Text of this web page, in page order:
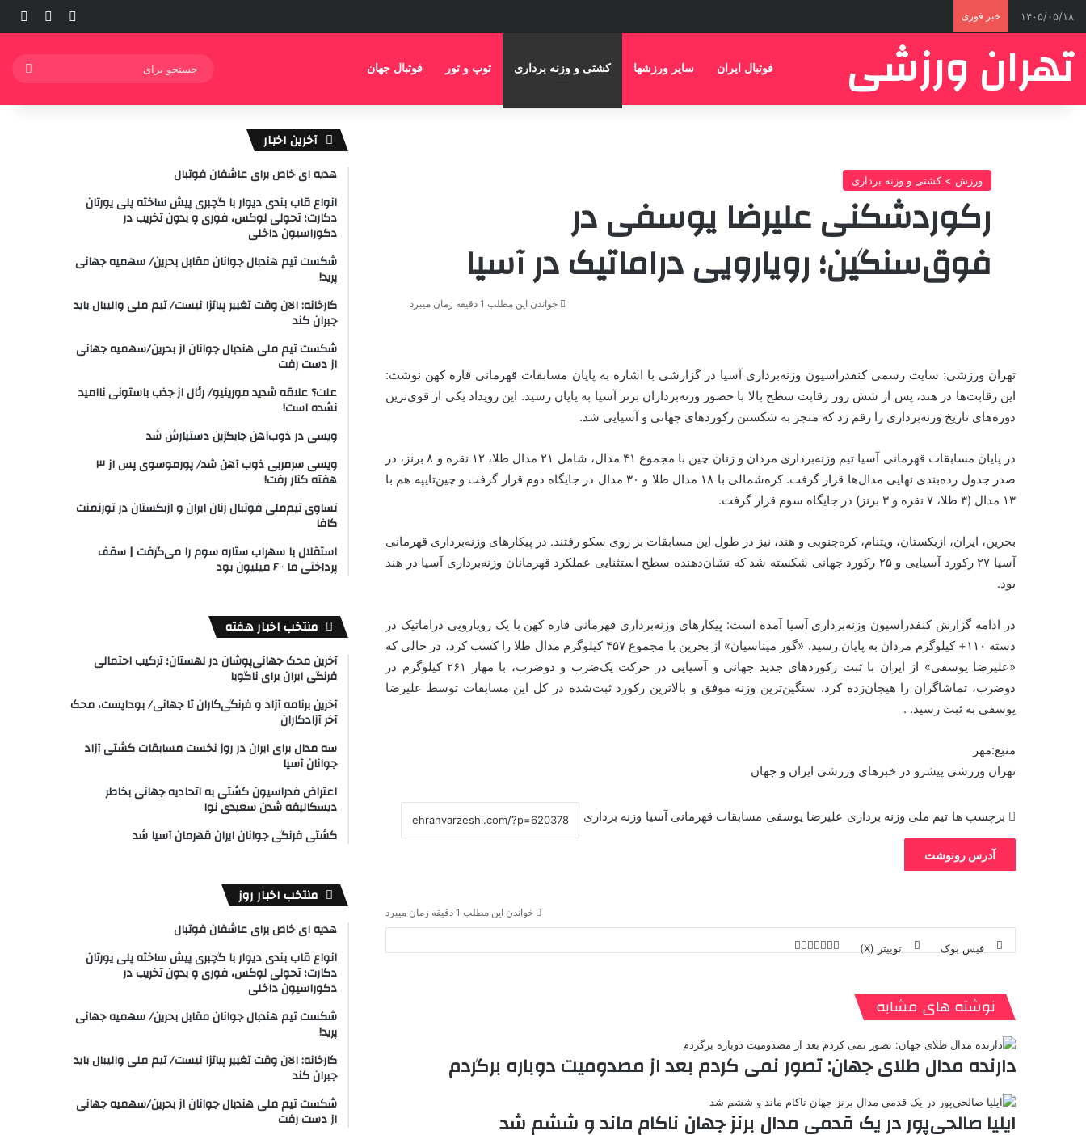
۱۴۰۵/۰۵/۱۸ خبر فوری ورود نوشته
تهران ورزشی فوتبال ایران سایر ورزشها کشتی و وزنه برداری توپ و تور فوتبال جهان
ورزش > کشتی و وزنه برداری
رکوردشکنی علیرضا یوسفی در
فوق‌سنگین؛ رویارویی دراماتیک در آسیا
خواندن این مطلب 1 دقیقه زمان میبرد
تهران ورزشی: سایت رسمی کنفدراسیون وزنه‌برداری آسیا در گزارشی با اشاره به پایان مسابقات قهرمانی قاره کهن نوشت:
این رقابت‌ها در هند، پس از شش روز رقابت سطح بالا با حضور وزنه‌برداران برتر آسیا به پایان رسید. این رویداد یکی از قوی‌ترین
دوره‌های تاریخ وزنه‌برداری را رقم زد که منجر به شکستن رکوردهای جهانی و آسیایی شد.
در پایان مسابقات قهرمانی آسیا تیم وزنه‌برداری مردان و زنان چین با مجموع ۴۱ مدال، شامل ۲۱ مدال طلا، ۱۲ نقره و ۸ برنز، در
صدر جدول رده‌بندی نهایی مدال‌ها قرار گرفت. کره‌شمالی با ۱۸ مدال طلا و ۳۰ مدال در جایگاه دوم قرار گرفت و چین‌تایپه هم با
۱۳ مدال (۳ طلا، ۷ نقره و ۳ برنز) در جایگاه سوم قرار گرفت.
بحرین، ایران، ازبکستان، ویتنام، کره‌جنوبی و هند، نیز در طول این مسابقات بر روی سکو رفتند. در پیکارهای وزنه‌برداری قهرمانی
آسیا ۲۷ رکورد آسیایی و ۲۵ رکورد جهانی شکسته شد که نشان‌دهنده سطح استثنایی عملکرد قهرمانان وزنه‌برداری آسیا در هند
بود.
در ادامه گزارش کنفدراسیون وزنه‌برداری آسیا آمده است: پیکارهای وزنه‌برداری قهرمانی قاره کهن با یک رویارویی دراماتیک در
دسته ۱۱۰+ کیلوگرم مردان به پایان رسید. «گور میناسیان» از بحرین با مجموع ۴۵۷ کیلوگرم مدال طلا را کسب کرد، در حالی که
«علیرضا یوسفی» از ایران با ثبت رکوردهای جدید جهانی و آسیایی در حرکت یک‌ضرب و دوضرب، با مهار ۲۶۱ کیلوگرم در
دوضرب، تماشاگران را هیجان‌زده کرد. سنگین‌ترین وزنه موفق و بالاترین رکورد ثبت‌شده در کل این مسابقات توسط علیرضا
یوسفی به ثبت رسید. .
منبع:مهر
تهران ورزشی پیشرو در خبرهای ورزشی ایران و جهان
برچسب ها تیم ملی وزنه برداری علیرضا یوسفی مسابقات قهرمانی آسیا وزنه برداری
آدرس رونوشت
خواندن این مطلب 1 دقیقه زمان میبرد
فیس بوک توییتر (X)
ن
ر
س
ت
a
k
e
م
ه
نوشته های مشابه
دارنده مدال طلای جهان: تصور نمی کردم بعد از مصدومیت دوباره برگردم
ایلیا صالحی‌پور در یک قدمی مدال برنز جهان ناکام ماند و ششم شد
آخرین اخبار
هدیه ای خاص برای عاشفان فوتبال
انواع قاب بندی دیوار با گچبری پیش ساخته پلی یورتان
دکارت؛ تحولی لوکس، فوری و بدون تخریب در
دکوراسیون داخلی
شکست تیم هندبال جوانان مقابل بحرین/ سهمیه جهانی
پرید!
کارخانه: الان وقت تغییر پیاتزا نیست/ تیم ملی والیبال باید
جبران کند
شکست تیم ملی هندبال جوانان از بحرین/سهمیه جهانی
از دست رفت
علت؟ علاقه شدید مورینیو/ رئال از جذب باستونی ناامید
نشده است!
ویسی در ذوب‌آهن جایگزین دستیارش شد
ویسی سرمربی ذوب آهن شد/ پورموسوی پس از ۳
هفته کنار رفت!
تساوی تیم‌ملی فوتبال زنان ایران و ازبکستان در تورنمنت
کافا
استقلال با سهراب ستاره سوم را می‌گرفت | سقف
پرداختی ما ۶۰۰ میلیون بود
منتخب اخبار هفته
آخرین محک جهانی‌پوشان در لهستان؛ ترکیب احتمالی
فرنگی ایران برای ناگویا
آخرین برنامه آزاد و فرنگی‌کاران تا جهانی/ بوداپست، محک
آخر آزادکاران
سه مدال برای ایران در روز نخست مسابقات کشتی آزاد
جوانان آسیا
اعتراض فدراسیون کشتی به اتحادیه جهانی بخاطر
دیسکالیفه شدن سعیدی نوا
کشتی فرنگی جوانان ایران قهرمان آسیا شد
منتخب اخبار روز
هدیه ای خاص برای عاشفان فوتبال
انواع قاب بندی دیوار با گچبری پیش ساخته پلی یورتان
دکارت؛ تحولی لوکس، فوری و بدون تخریب در
دکوراسیون داخلی
شکست تیم هندبال جوانان مقابل بحرین/ سهمیه جهانی
پرید!
کارخانه: الان وقت تغییر پیاتزا نیست/ تیم ملی والیبال باید
جبران کند
شکست تیم ملی هندبال جوانان از بحرین/سهمیه جهانی
از دست رفت